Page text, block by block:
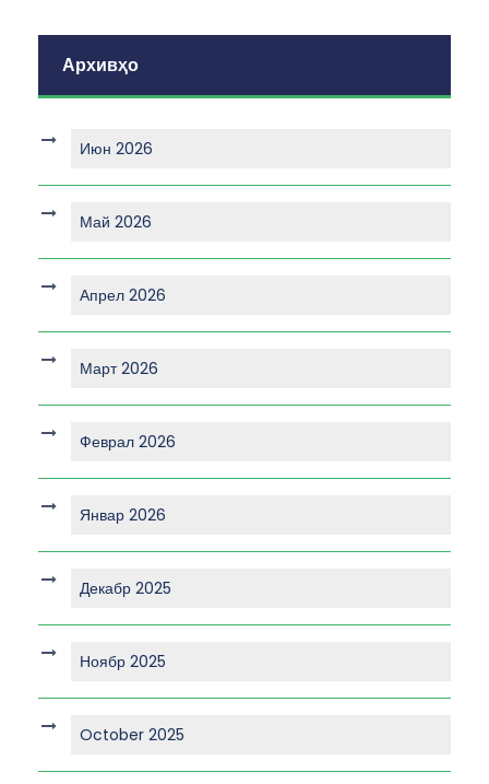
Архивҳо
Июн 2026
Май 2026
Апрел 2026
Март 2026
Феврал 2026
Январ 2026
Декабр 2025
Ноябр 2025
October 2025